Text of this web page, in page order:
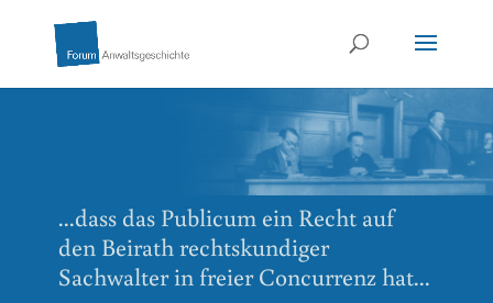
...dass das Publicum ein Recht auf
den Beirath rechtskundiger
Sachwalter in freier Concurrenz hat...